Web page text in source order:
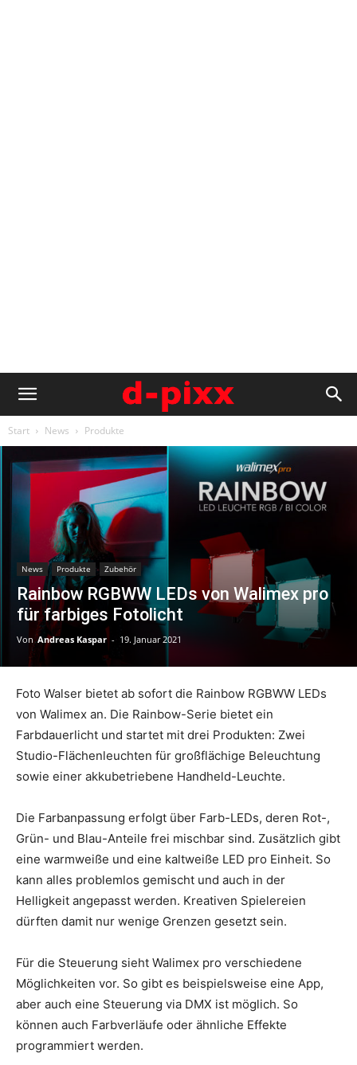
Start News Produkte
News Produkte Zubehör
Rainbow RGBWW LEDs von Walimex pro
für farbiges Fotolicht
Von Andreas Kaspar - 19. Januar 2021
Foto Walser bietet ab sofort die Rainbow RGBWW LEDs
von Walimex an. Die Rainbow-Serie bietet ein
Farbdauerlicht und startet mit drei Produkten: Zwei
Studio-Flächenleuchten für großflächige Beleuchtung
sowie einer akkubetriebene Handheld-Leuchte.
Die Farbanpassung erfolgt über Farb-LEDs, deren Rot-,
Grün- und Blau-Anteile frei mischbar sind. Zusätzlich gibt
eine warmweiße und eine kaltweiße LED pro Einheit. So
kann alles problemlos gemischt und auch in der
Helligkeit angepasst werden. Kreativen Spielereien
dürften damit nur wenige Grenzen gesetzt sein.
Für die Steuerung sieht Walimex pro verschiedene
Möglichkeiten vor. So gibt es beispielsweise eine App,
aber auch eine Steuerung via DMX ist möglich. So
können auch Farbverläufe oder ähnliche Effekte
programmiert werden.